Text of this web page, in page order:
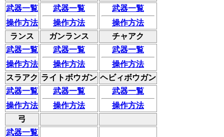
武器一覧
操作方法
武器一覧
操作方法
武器一覧
操作方法
ランス
ガンランス
チャアク
武器一覧
操作方法
武器一覧
操作方法
武器一覧
操作方法
スラアク ライトボウガン ヘビィボウガン
武器一覧
操作方法
武器一覧
操作方法
武器一覧
操作方法
弓
武器一覧